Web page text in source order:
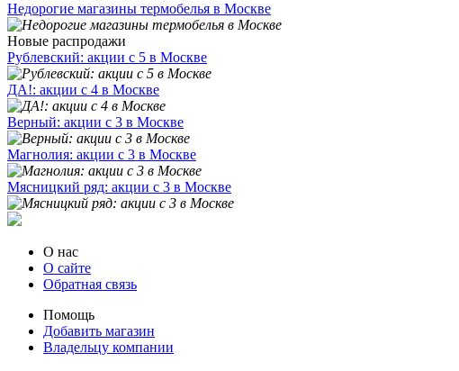
Недорогие магазины термобелья в Москве
Новые распродажи
Рублевский: акции с 5 в Москве
ДА!: акции с 4 в Москве
Верный: акции с 3 в Москве
Магнолия: акции с 3 в Москве
Мясницкий ряд: акции с 3 в Москве
О нас
О сайте
Обратная связь
Помощь
Добавить магазин
Владельцу компании